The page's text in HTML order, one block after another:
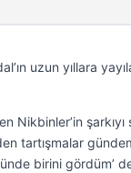
uzun yıllara
Nikbinler’in
tartışmalar
birini gördüm’